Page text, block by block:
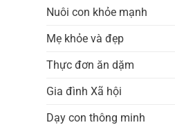
Nuôi con khỏe mạnh
Mẹ khỏe và đẹp
Thực đơn ăn dặm
Gia đình Xã hội
Dạy con thông minh